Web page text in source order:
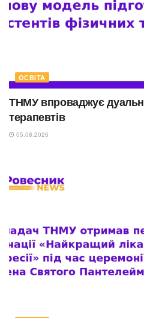
ОСВІТА
ТНМУ впроваджує
терапевтів
05.08.2026